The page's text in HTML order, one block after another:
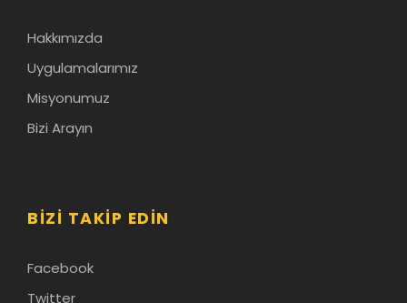
Hakkımızda
Uygulamalarımız
Misyonumuz
Bizi Arayın
BIZI TAKIP EDIN
Facebook
Twitter